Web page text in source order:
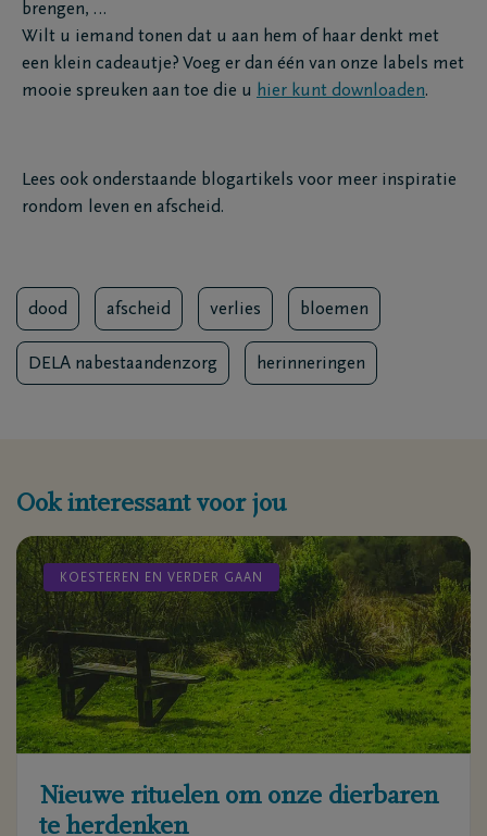
brengen, …
Wilt u iemand tonen dat u aan hem of haar denkt met
een klein cadeautje? Voeg er dan één van onze labels met
mooie spreuken aan toe die u hier kunt downloaden.
Lees ook onderstaande blogartikels voor meer inspiratie
rondom leven en afscheid.
dood afscheid verlies bloemen
DELA nabestaandenzorg herinneringen
Ook interessant voor jou
KOESTEREN EN VERDER GAAN
Nieuwe rituelen om onze dierbaren
te herdenken